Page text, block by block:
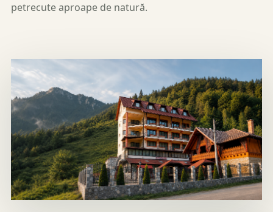
petrecute aproape de natură.